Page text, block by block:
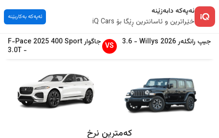
ئەپەکە دابەزێنە
خێراترین و ئاسانترین ڕێگا بۆ iQ Cars
ئەپەکە بەکاربێنە
جیپ رانگلەر2026
Willys
-
3.6
VS جاگوار F-Pace 2025400 Sport
-
3.0T
کەمترین نرخ